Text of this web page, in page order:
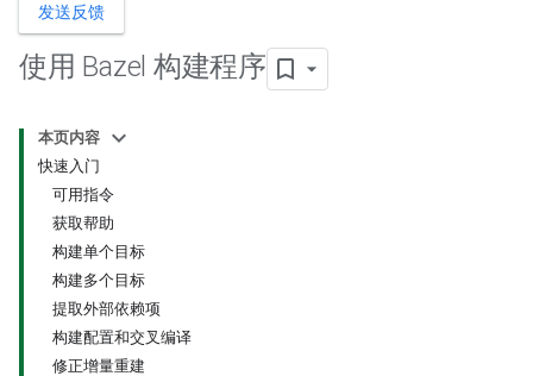
发送反馈
使用 Bazel 构建程序
本页内容
快速入门
可用指令
获取帮助
构建单个目标
构建多个目标
提取外部依赖项
构建配置和交叉编译
修正增量重建